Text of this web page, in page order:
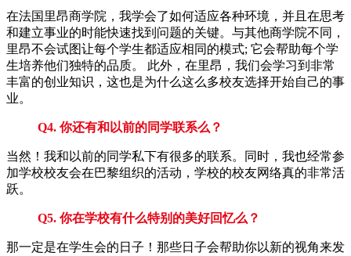
在法国里昂商学院，我学会了如何适应各种环境，并且在思考
和建立事业的时能快速找到问题的关键。与其他商学院不同，
里昂不会试图让每个学生都适应相同的模式; 它会帮助每个学
生培养他们独特的品质。 此外，在里昂，我们会学习到非常
丰富的创业知识，这也是为什么这么多校友选择开始自己的事
业。
Q4. 你还有和以前的同学联系么？
当然！我和以前的同学私下有很多的联系。同时，我也经常参
加学校校友会在巴黎组织的活动，学校的校友网络真的非常活
跃。
Q5. 你在学校有什么特别的美好回忆么？
那一定是在学生会的日子！那些日子会帮助你以新的视角来发